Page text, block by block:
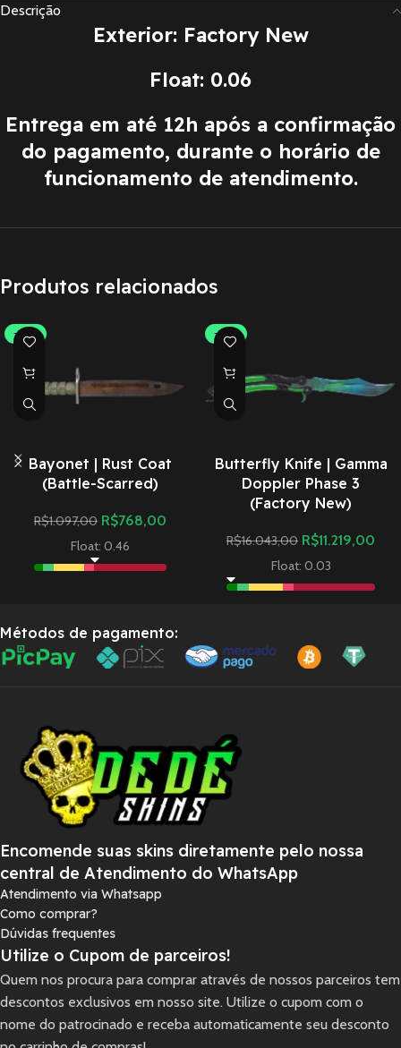
Descrição
Exterior: Factory New
Float: 0.06
Entrega em até 12h após a confirmação
do pagamento, durante o horário de
funcionamento de atendimento.
Produtos relacionados
-30%
Bayonet | Rust Coat
(Battle-Scarred)
R$1.097,00 R$768,00
Float: 0.46
-30%
Butterfly Knife | Gamma
Doppler Phase 3
(Factory New)
R$16.043,00 R$11.219,00
Float: 0.03
Métodos de pagamento:
Encomende suas skins diretamente pelo nossa
central de Atendimento do WhatsApp
Atendimento via Whatsapp
Como comprar?
Dúvidas frequentes
Utilize o Cupom de parceiros!
Quem nos procura para comprar através de nossos parceiros tem
descontos exclusivos em nosso site. Utilize o cupom com o
nome do patrocinado e receba automaticamente seu desconto